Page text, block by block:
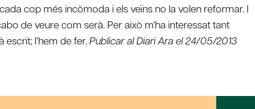
cop més incòmoda i els veïns no la volen reformar. I
de veure com serà. Per això m’ha interessat tant
l’hem de fer.Publicar al Diari Ara el 24/05/2013